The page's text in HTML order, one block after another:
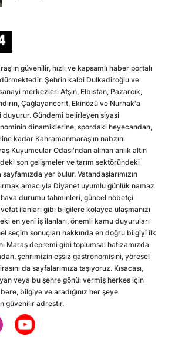
güvenilir, hızlı ve kapsamlı haber portalı
Şehrin kalbi Dulkadiroğlu ve
merkezleri Afşin, Elbistan, Pazarcık,
Çağlayancerit, Ekinözü ve Nurhak'a
Gündemi belirleyen siyasi
dinamiklerine, spordaki heyecandan,
kadar Kahramanmaraş'ın nabzını
Kuyumcular Odası'ndan alınan anlık altın
son gelişmeler ve tarım sektöründeki
yer bulur. Vatandaşlarımızın
amacıyla Diyanet uyumlu günlük namaz
durumu tahminleri, güncel nöbetçi
ilanları gibi bilgilere kolayca ulaşmanızı
en yeni iş ilanları, önemli kamu duyuruları
seçim sonuçları hakkında en doğru bilgiyi ilk
Maraş depremi gibi toplumsal hafızamızda
şehrimizin eşsiz gastronomisini, yöresel
da sayfalarımıza taşıyoruz. Kısacası,
veya bu şehre gönül vermiş herkes için
bilgiye ve aradığınız her şeye
güvenilir adrestir.